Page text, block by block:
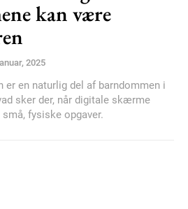
Plans
kan være
2025
er en naturlig del af barndommen i
sker der, når digitale skærme
fysiske opgaver.